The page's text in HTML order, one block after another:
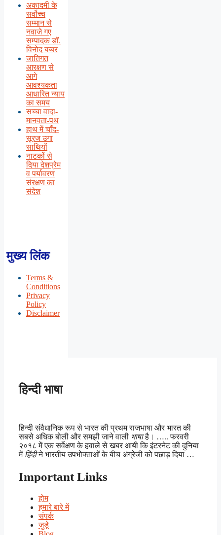
अकादमी के
सर्वोच्च
सम्मान से
नवाजे गए
सम्पादक डॉ.
विनोद बब्बर
जातिगत
आरक्षण से
आगे
आवश्यकता
आधारित न्याय
का समय
सच्चा वादा-
मानवता-पथ
हाथ में चाँद-
सूरज उगा
साथियों
नाटकों से
दिया देशप्रेम
व पर्यावरण
संरक्षण का
संदेश
मुख्य लिंक
Terms &
Conditions
Privacy
Policy
Disclaimer
हिन्दी भाषा
हिन्दी संवैधानिक रूप से भारत की प्रथम राजभाषा और भारत की
सबसे अधिक बोली और समझी जाने वाली भाषाहै। ….. फरवरी
२०१८ में एक सर्वेक्षण के हवाले से खबर आयी कि इंटरनेट की दुनिया
में हिंदीने भारतीय उपभोक्ताओं के बीच अंग्रेजी को पछाड़ दिया …
Important Links
होम
हमारे बारे में
संपर्क
जुड़े